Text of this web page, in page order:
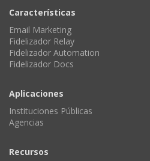
Características
Email Marketing
Fidelizador Relay
Fidelizador Automation
Fidelizador Docs
Aplicaciones
Instituciones Públicas
Agencias
Recursos